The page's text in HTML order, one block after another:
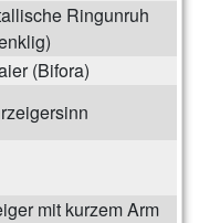
Ringunruh
(Bifora)
mit kurzem Arm